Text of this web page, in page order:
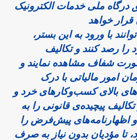
درگاه ملی خدمات الکترونیک
خواهد
با ورود به این بستر،
را رصد کنند و تکالیف
شفاف مشاهده نمایند و
امور مالیاتی با درک
بالای کسب‌وکارهای خرد و
پیچیده‌ی قانونی را به
پیش‌فرض را
تا مؤدیان بدون نیاز به صرف